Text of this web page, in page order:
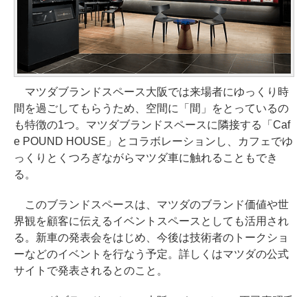
マツダブランドスペース大阪では来場者にゆっくり時
間を過ごしてもらうため、空間に「間」をとっているの
も特徴の1つ。マツダブランドスペースに隣接する「Caf
e POUND HOUSE」とコラボレーションし、カフェでゆ
っくりとくつろぎながらマツダ車に触れることもでき
る。
このブランドスペースは、マツダのブランド価値や世
界観を顧客に伝えるイベントスペースとしても活用され
る。新車の発表会をはじめ、今後は技術者のトークショ
ーなどのイベントを行なう予定。詳しくはマツダの公式
サイトで発表されるとのこと。